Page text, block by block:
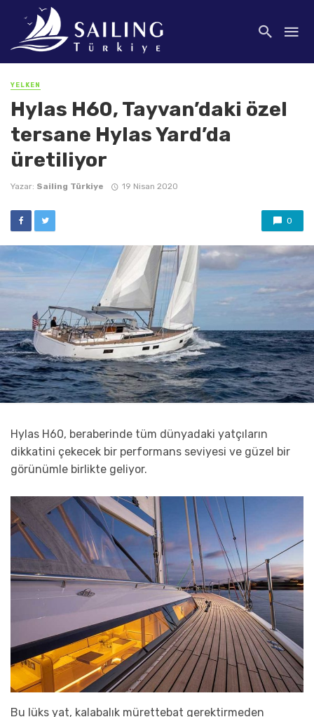
YELKEN
Hylas H60, Tayvan’daki özel
tersane Hylas Yard’da
üretiliyor
Yazar: Sailing Türkiye 19 Nisan 2020
0
Hylas H60, beraberinde tüm dünyadaki yatçıların
dikkatini çekecek bir performans seviyesi ve güzel bir
görünümle birlikte geliyor.
Bu lüks yat, kalabalık mürettebat gerektirmeden